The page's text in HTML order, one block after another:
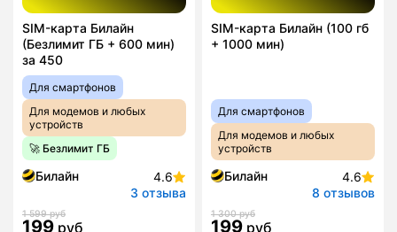
SIM-карта Билайн
(Безлимит ГБ + 600 мин)
за 450
Для смартфонов
Для модемов и любых
устройств
🚀 Безлимит ГБ
Билайн
4.6
3 отзыва
1 599 руб
199 руб
SIM-карта Билайн (100 гб
+ 1000 мин)
Для смартфонов
Для модемов и любых
устройств
Билайн
4.6
8 отзывов
1 300 руб
199 руб